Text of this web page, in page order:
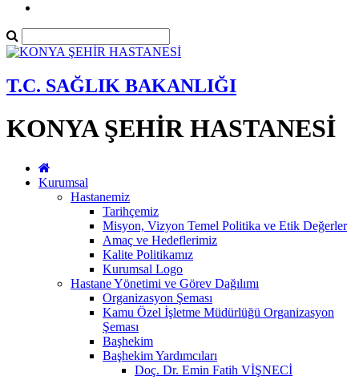
T.C. SAĞLIK BAKANLIĞI
KONYA ŞEHİR HASTANESİ
Kurumsal
Hastanemiz
Tarihçemiz
Misyon, Vizyon Temel Politika ve Etik Değerler
Amaç ve Hedeflerimiz
Kalite Politikamız
Kurumsal Logo
Hastane Yönetimi ve Görev Dağılımı
Organizasyon Şeması
Kamu Özel İşletme Müdürlüğü Organizasyon
Şeması
Başhekim
Başhekim Yardımcıları
Doç. Dr. Emin Fatih VİŞNECİ